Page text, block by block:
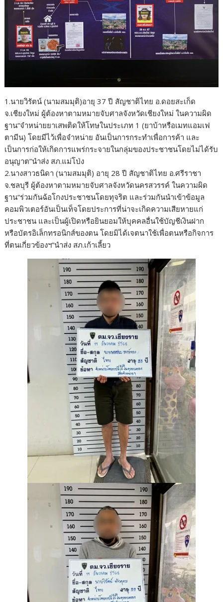
1.นายวิรัตน์ (นามสมมุติ)อายุ 37 ปี สัญชาติไทย อ.ดอยสะเก็ด
จ.เชียงใหม่ ผู้ต้องหาตามหมายจับศาลจังหวัดเชียงใหม่ ในความผิด
ฐาน“จำหน่ายยาเสพติดให้โทษในประเภท 1 (ยาบ้าหรือเมทแอมเฟ
ตามีน) โดยมีไว้เพื่อจำหน่าย อันเป็นการกระทำเพื่อการค้า และ
เป็นการก่อให้เกิดการแพร่กระจายในกลุ่มของประชาชนโดยไม่ได้รับ
อนุญาต”นำส่ง สภ.แม่โป่ง
2.นางสาวธนิดา (นามสมมุติ) อายุ 28 ปี สัญชาติไทย อ.ศรีราชา
จ.ชลบุรี ผู้ต้องหาตามหมายจับศาลจังหวัดนครสวรรค์ ในความผิด
ฐาน“ร่วมกันฉ้อโกงประชาชนโดยทุจริต และร่วมกันนำเข้าข้อมูล
คอมพิวเตอร์อันเป็นเท็จโดยประการที่น่าจะเกิดความเสียหายแก่
ประชาชน และเป็นผู้เปิดหรือยินยอมให้บุคคลอื่นใช้บัญชีเงินฝาก
หรือบัตรอิเล็กทรอนิกส์ของตน โดยมิได้เจตนาใช้เพื่อตนหรือกิจการ
ที่ตนเกี่ยวข้องฯ”นำส่ง สภ.เก้าเลี้ยว